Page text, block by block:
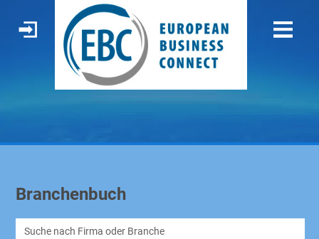
Branchenbuch